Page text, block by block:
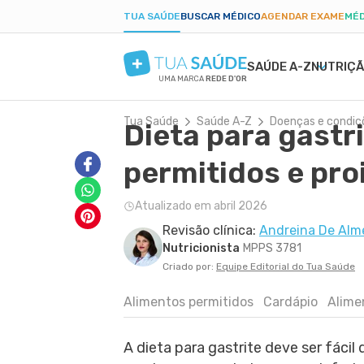
TUA SAÚDEBUSCAR MÉDICOAGENDAR EXAME
SAÚDE A-Z
UMA MARCAREDE D'OR
SINTOMAS
BULAS E REMÉDIOS
EXAMES
VIDA ÍNTIMA
SAÚDE DO HOMEM
PRIMEIROS SOCORROS
DIETAS
JEJUM INTERMITENTE
DIETA DUKAN
GRAVIDEZ SAUDÁVEL
ALIMENTAÇÃO NA GRAVIDEZ
EXERCÍCIO NA GRAVIDEZ
DESCONFORTOS DA GRAVIDEZ
SAÚDE MENTAL
ANSIEDADE
DEPRESSÃO
TDAH
BORDERLINE
FOBIAS
LONGEVIDADE
BELEZA E
PELE SECA
CICATRIZ
RUGAS
Tua Saúde Saúde A-Z Doenças e
Dieta para
permitidos e
Atualizado em abril 2026
Revisão clínica: Andreina De
Nutricionista MPPS 3781
Criado por: Equipe Editorial do Tua Saúde
Alimentos permitidos Cardápio
A dieta para gastrite deve ser fácil